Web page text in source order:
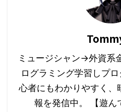
ミュージシャン→外資系
ログラミング学習しプ
心者にもわかりやすく
報を発信中。 【遊ん